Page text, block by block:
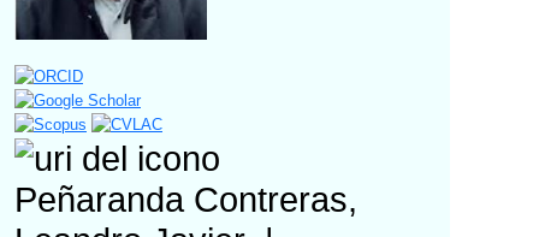
Peñaranda Contreras,